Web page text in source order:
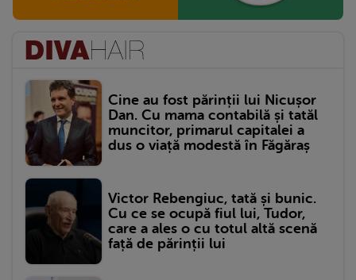
Cine au fost părinții lui Nicușor
Dan. Cu mama contabilă și tatăl
muncitor, primarul capitalei a
dus o viață modestă în Făgăraș
Victor Rebengiuc, tată și bunic.
Cu ce se ocupă fiul lui, Tudor,
care a ales o cu totul altă scenă
față de părinții lui